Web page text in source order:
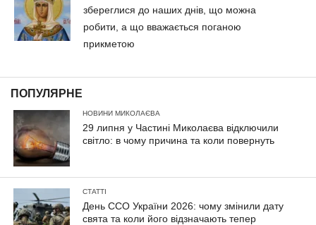
збереглися до наших днів, що можна
робити, а що вважається поганою
прикметою
ПОПУЛЯРНЕ
НОВИНИ МИКОЛАЄВА
29 липня у Частині Миколаєва відключили
світло: в чому причина та коли повернуть
СТАТТІ
День ССО України 2026: чому змінили дату
свята та коли його відзначають тепер